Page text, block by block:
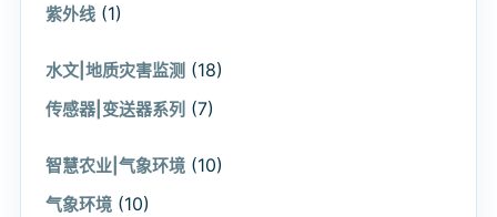
紫外线 (1)
水文|地质灾害监测 (18)
传感器|变送器系列 (7)
智慧农业|气象环境 (10)
气象环境 (10)